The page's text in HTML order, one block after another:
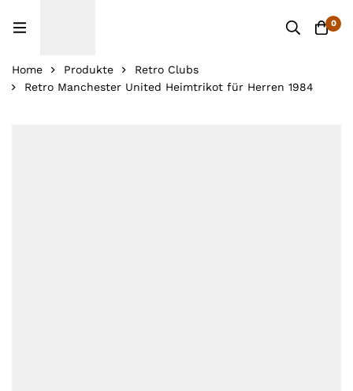
0
Home Produkte
Retro Clubs
Retro Manchester United Heimtrikot für Herren 1984